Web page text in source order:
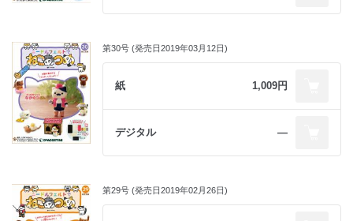
第30号 (発売日2019年03月12日)
紙 1,009円
デジタル ―
第29号 (発売日2019年02月26日)